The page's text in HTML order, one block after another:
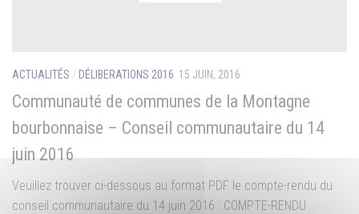
ACTUALITÉS / DÉLIBERATIONS 2016 15 JUIN, 2016
Communauté de communes de la Montagne
bourbonnaise – Conseil communautaire du 14
juin 2016
Veuillez trouver ci-dessous au format PDF le compte-rendu du
conseil communautaire du 14 juin 2016 : COMPTE-RENDU